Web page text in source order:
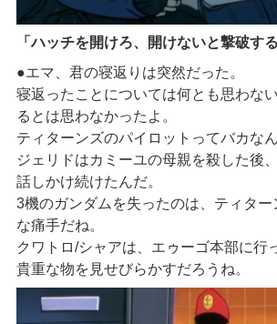
「ハッチを開けろ、開けないと撃破する
●エマ、君の寝返りは突然だった。
寝返ったことについては何とも思わな
るとは思わなかったよ。
ティターンズのパイロットってバカなん
ジェリドはカミーユの母親を殺した後
話しかけ続けたんだ。
3機のガンダムを失ったのは、ティター
な痛手だね。
クワトロ/シャアは、エゥーゴ本部に行
貴重な物を見せびらかすだろうね。